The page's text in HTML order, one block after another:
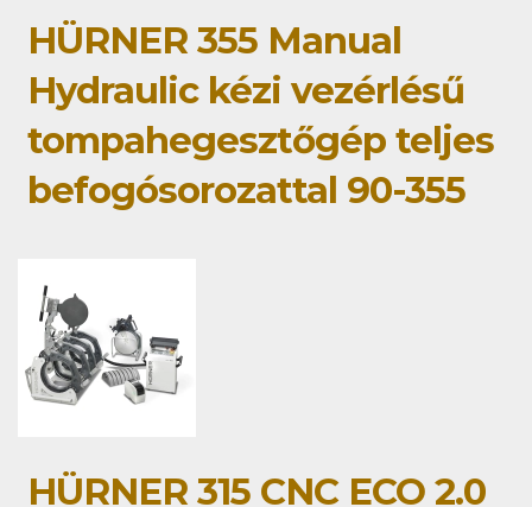
HÜRNER 355 Manual
Hydraulic kézi vezérlésű
tompahegesztőgép teljes
befogósorozattal 90-355
HÜRNER 315 CNC ECO 2.0